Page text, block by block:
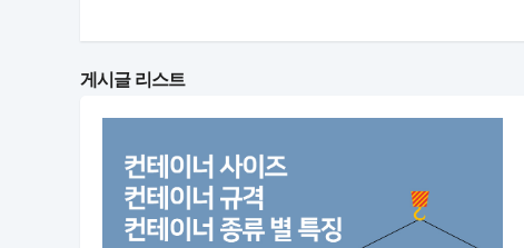
게시글 리스트